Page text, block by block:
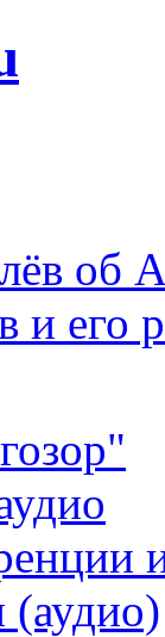
об
и его
(аудио)